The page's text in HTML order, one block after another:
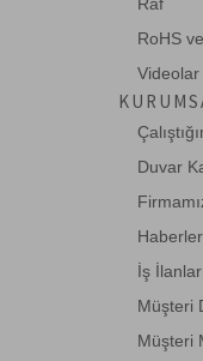
8
RoHS
Videolar
Duvar
Haberler
İş
Müşteri
Müşteri